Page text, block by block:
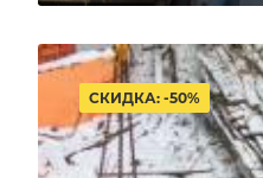
СКИДКА: -50%